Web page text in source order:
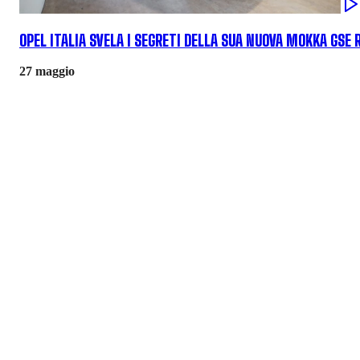
OPEL ITALIA SVELA I SEGRETI DELLA SUA NUOVA MOKKA GSE
27 maggio